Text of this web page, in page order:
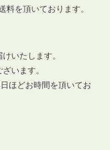
を頂いております。
いたします。
います。
ほどお時間を頂いてお